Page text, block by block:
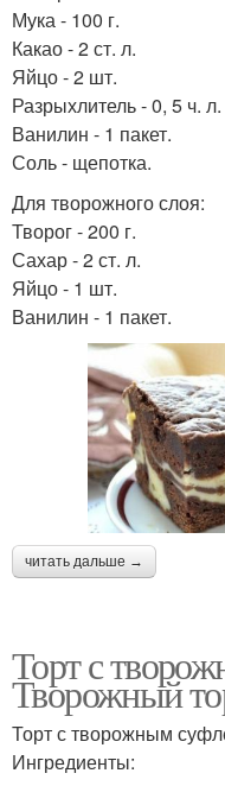
Мука - 100 г.
Какао - 2 ст. л.
Яйцо - 2 шт.
Разрыхлитель - 0, 5 ч. л.
Ванилин - 1 пакет.
Соль - щепотка.
Для творожного слоя:
Творог - 200 г.
Сахар - 2 ст. л.
Яйцо - 1 шт.
Ванилин - 1 пакет.
читать дальше →
Торт с
Творожный
Торт с творожным
Ингредиенты: